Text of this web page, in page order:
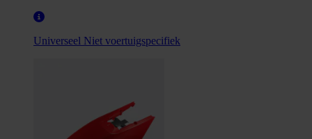
Universeel Niet voertuigspecifiek